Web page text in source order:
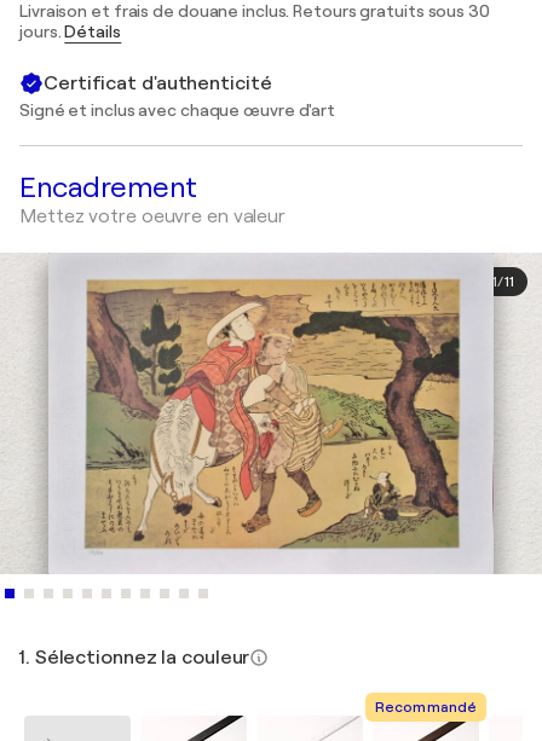
Livraison et frais de douane inclus. Retours gratuits sous 30
jours.Détails
Certificat d'authenticité
Signé et inclus avec chaque œuvre d'art
Encadrement
Mettez votre oeuvre en valeur
1/11
1. Sélectionnez la couleur
Recommandé